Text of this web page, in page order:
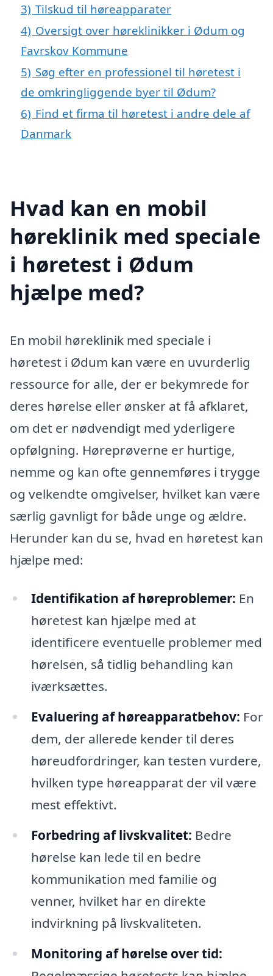
3) Tilskud til høreapparater
4) Oversigt over høreklinikker i Ødum og
Favrskov Kommune
5) Søg efter en professionel til høretest i
de omkringliggende byer til Ødum?
6) Find et firma til høretest i andre dele af
Danmark
Hvad kan en mobil
høreklinik med speciale
i høretest i Ødum
hjælpe med?
En mobil høreklinik med speciale i
høretest i Ødum kan være en uvurderlig
ressource for alle, der er bekymrede for
deres hørelse eller ønsker at få afklaret,
om det er nødvendigt med yderligere
opfølgning. Høreprøverne er hurtige,
nemme og kan ofte gennemføres i trygge
og velkendte omgivelser, hvilket kan være
særlig gavnligt for både unge og ældre.
Herunder kan du se, hvad en høretest kan
hjælpe med:
Identifikation af høreproblemer: En
høretest kan hjælpe med at
identificere eventuelle problemer med
hørelsen, så tidlig behandling kan
iværksættes.
Evaluering af høreapparatbehov: For
dem, der allerede kender til deres
høreudfordringer, kan testen vurdere,
hvilken type høreapparat der vil være
mest effektivt.
Forbedring af livskvalitet: Bedre
hørelse kan lede til en bedre
kommunikation med familie og
venner, hvilket har en direkte
indvirkning på livskvaliteten.
Monitoring af hørelse over tid: